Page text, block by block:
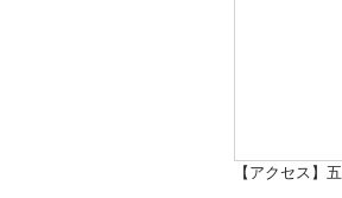
【アクセス】